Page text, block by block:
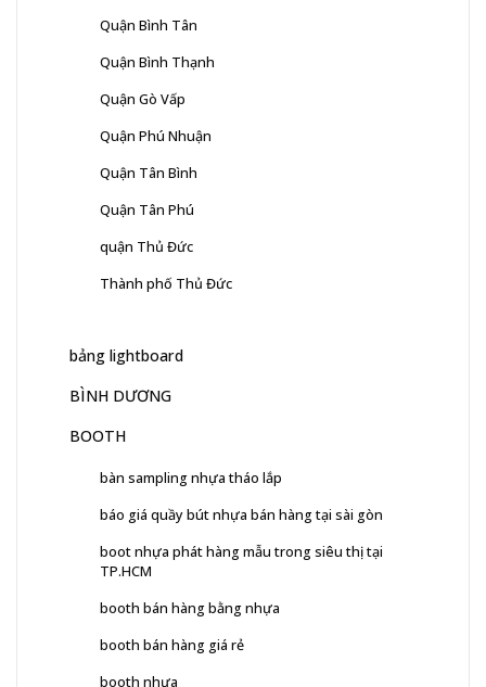
Quận Bình Tân
Quận Bình Thạnh
Quận Gò Vấp
Quận Phú Nhuận
Quận Tân Bình
Quận Tân Phú
quận Thủ Đức
Thành phố Thủ Đức
bảng lightboard
BÌNH DƯƠNG
BOOTH
bàn sampling nhựa tháo lắp
báo giá quầy bút nhựa bán hàng tại sài gòn
boot nhựa phát hàng mẫu trong siêu thị tại
TP.HCM
booth bán hàng bằng nhựa
booth bán hàng giá rẻ
booth nhựa